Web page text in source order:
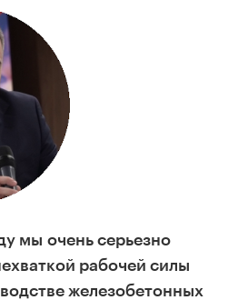
мы очень серьезно
рабочей силы
железобетонных